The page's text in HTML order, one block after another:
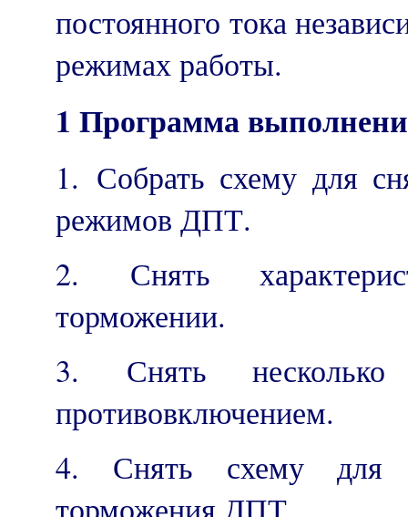
постоянного тока
режимах работы.
1 Программа
1. Собрать схему для
режимов ДПТ.
2. Снять
торможении.
3. Снять несколько
противовключением.
4. Снять схему для